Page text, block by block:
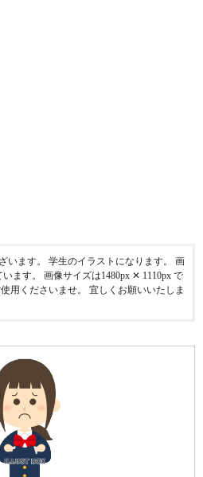
います。 学生のイラストになります。 画
ます。 画像サイズは1480px ✕ 1110px で
用くださいませ。 宜しくお願いいたしま